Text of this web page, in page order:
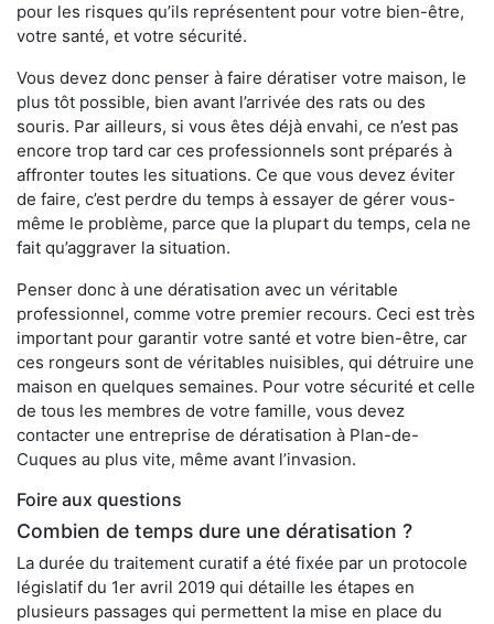
pour les risques qu’ils représentent pour votre bien-être,
votre santé, et votre sécurité.
Vous devez donc penser à faire dératiser votre maison, le
plus tôt possible, bien avant l’arrivée des rats ou des
souris. Par ailleurs, si vous êtes déjà envahi, ce n’est pas
encore trop tard car ces professionnels sont préparés à
affronter toutes les situations. Ce que vous devez éviter
de faire, c’est perdre du temps à essayer de gérer vous-
même le problème, parce que la plupart du temps, cela ne
fait qu’aggraver la situation.
Penser donc à une dératisation avec un véritable
professionnel, comme votre premier recours. Ceci est très
important pour garantir votre santé et votre bien-être, car
ces rongeurs sont de véritables nuisibles, qui détruire une
maison en quelques semaines. Pour votre sécurité et celle
de tous les membres de votre famille, vous devez
contacter une entreprise de dératisation à Plan-de-
Cuques au plus vite, même avant l’invasion.
Foire aux questions
Combien de temps dure une dératisation ?
La durée du traitement curatif a été fixée par un protocole
législatif du 1er avril 2019 qui détaille les étapes en
plusieurs passages qui permettent la mise en place du